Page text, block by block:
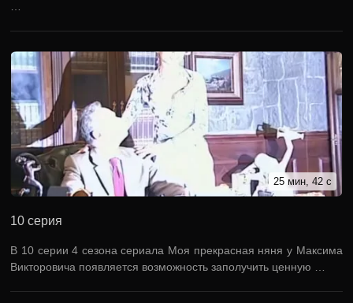
25 мин, 42 с
10 серия
В 10 серии 4 сезона сериала Моя прекрасная няня у Максима
Викторовича появляется возможность заполучить ценную …